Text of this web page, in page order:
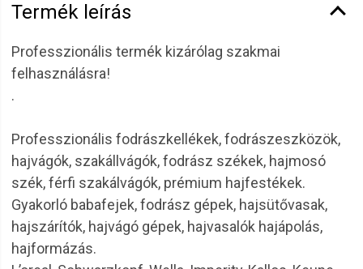
Termék leírás
Professzionális termék kizárólag szakmai
felhasználásra!
.
Professzionális fodrászkellékek, fodrászeszközök,
hajvágók, szakállvágók, fodrász székek, hajmosó
szék, férfi szakálvágók, prémium hajfestékek.
Gyakorló babafejek, fodrász gépek, hajsütővasak,
hajszárítók, hajvágó gépek, hajvasalók hajápolás,
hajformázás.